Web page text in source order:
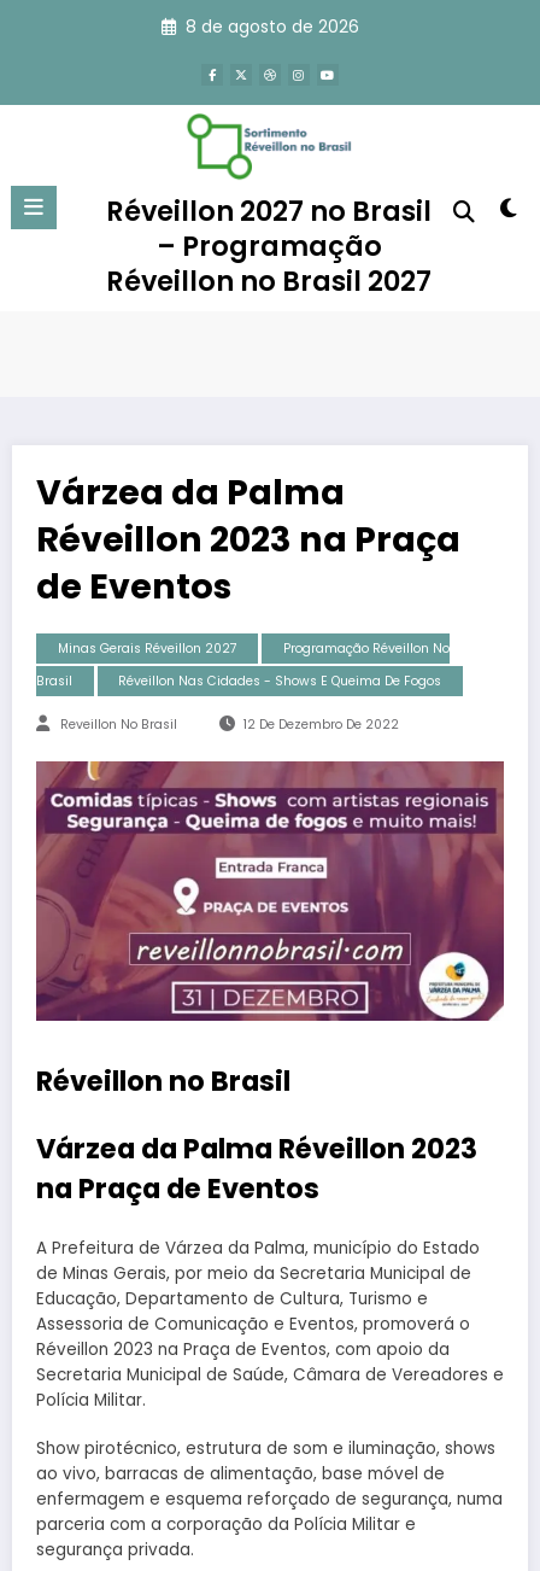
8 de agosto de 2026
Réveillon 2027 no Brasil
– Programação
Réveillon no Brasil 2027
Várzea da Palma
Réveillon 2023 na Praça
de Eventos
Minas Gerais Réveillon 2027
Programação Réveillon No
Brasil
Réveillon Nas Cidades - Shows E Queima De Fogos
Reveillon No Brasil 12 De Dezembro De 2022
Réveillon no Brasil
Várzea da Palma Réveillon 2023
na Praça de Eventos
A Prefeitura de Várzea da Palma, município do Estado
de Minas Gerais, por meio da Secretaria Municipal de
Educação, Departamento de Cultura, Turismo e
Assessoria de Comunicação e Eventos, promoverá o
Réveillon 2023 na Praça de Eventos, com apoio da
Secretaria Municipal de Saúde, Câmara de Vereadores e
Polícia Militar.
Show pirotécnico, estrutura de som e iluminação, shows
ao vivo, barracas de alimentação, base móvel de
enfermagem e esquema reforçado de segurança, numa
parceria com a corporação da Polícia Militar e
segurança privada.